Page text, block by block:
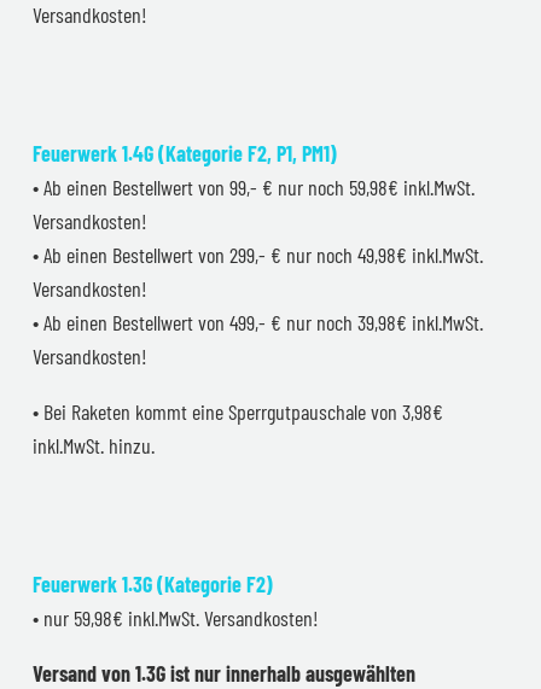
Versandkosten!
Feuerwerk 1.4G (Kategorie F2, P1, PM1)
• Ab einen Bestellwert von 99,- € nur noch 59,98€ inkl.MwSt.
Versandkosten!
• Ab einen Bestellwert von 299,- € nur noch 49,98€ inkl.MwSt.
Versandkosten!
• Ab einen Bestellwert von 499,- € nur noch 39,98€ inkl.MwSt.
Versandkosten!
• Bei Raketen kommt eine Sperrgutpauschale von 3,98€
inkl.MwSt. hinzu.
Feuerwerk 1.3G (Kategorie F2)
• nur 59,98€ inkl.MwSt. Versandkosten!
Versand von 1.3G ist nur innerhalb ausgewählten